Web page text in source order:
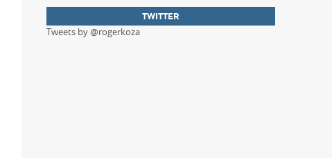
TWITTER
Tweets by @rogerkoza